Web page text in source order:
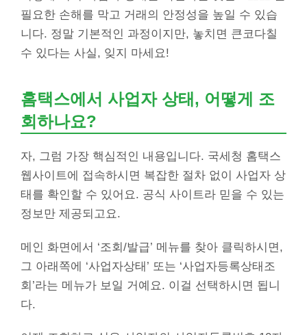
필요한 손해를 막고 거래의 안정성을 높일 수 있습
니다. 정말 기본적인 과정이지만, 놓치면 큰코다칠
수 있다는 사실, 잊지 마세요!
홈택스에서 사업자 상태, 어떻게 조
회하나요?
자, 그럼 가장 핵심적인 내용입니다. 국세청 홈택스
웹사이트에 접속하시면 복잡한 절차 없이 사업자 상
태를 확인할 수 있어요. 공식 사이트라 믿을 수 있는
정보만 제공되고요.
메인 화면에서 ‘조회/발급’ 메뉴를 찾아 클릭하시면,
그 아래쪽에 ‘사업자상태’ 또는 ‘사업자등록상태조
회’라는 메뉴가 보일 거예요. 이걸 선택하시면 됩니
다.